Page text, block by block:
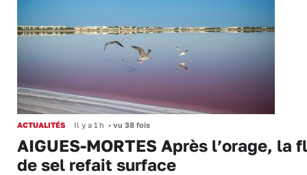
ACTUALITÉS Il y a 1 h • vu 38 fois
AIGUES-MORTES Après l’orage, la
de sel refait surface